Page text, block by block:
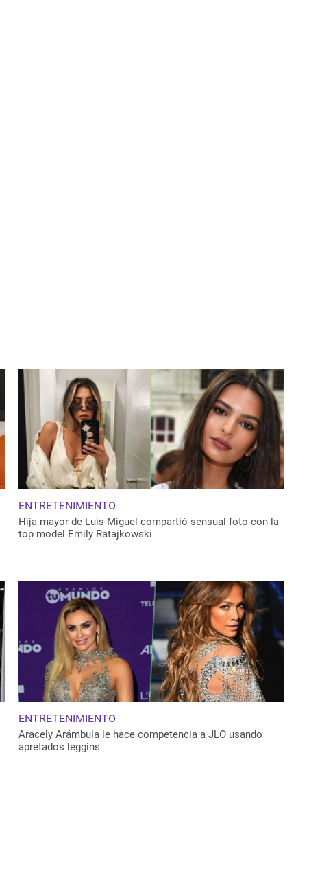
ENTRETENIMIENTO
Hija mayor de Luis Miguel compartió sensual foto con la
top model Emily Ratajkowski
ENTRETENIMIENTO
Aracely Arámbula le hace competencia a JLO usando
apretados leggins